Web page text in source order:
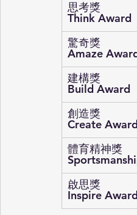
思考獎
Think Award
驚奇獎
Amaze
建構獎
Build Award
創造獎
Create
體育精神獎
啟思獎
Inspire